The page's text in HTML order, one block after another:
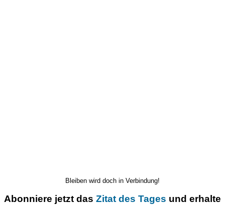
Bleiben wird doch in Verbindung!
Abonniere jetzt das Zitat des Tages und erhalte